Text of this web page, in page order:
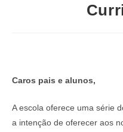
Caros pais e alunos,
A escola oferece uma série
a intenção de oferecer aos